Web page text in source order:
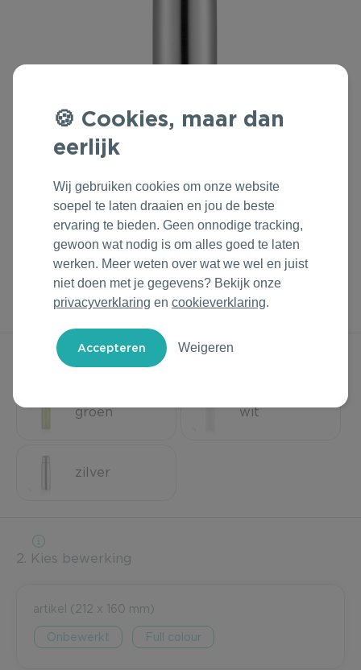
Duurzame Bestsellers
Back to Routine
Sinterklaas
Warme Winter
Kerst & Eindejaar
Stanley/Stella
Kies & Personaliseer
1. Kies kleur
groen wit
zilver
2. Kies bewerking
artikel (212 x 160 mm)
Onbewerkt Full colour
Cookies, maar dan
eerlijk
Wij gebruiken cookies om onze website
soepel te laten draaien en jou de beste
ervaring te bieden. Geen onnodige tracking,
gewoon wat nodig is om alles goed te laten
werken. Meer weten over wat we wel en juist
niet doen met je gegevens? Bekijk onze
privacyverklaring en cookieverklaring.
Weigeren